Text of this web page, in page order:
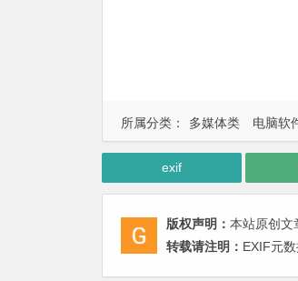
所属分类： 多媒体类 电脑软
exif
版权声明： 本站原创文
转载请注明： EXIF元